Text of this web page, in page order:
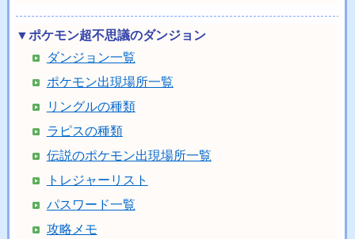
▼ポケモン超不思議のダンジョン
ダンジョン一覧
ポケモン出現場所一覧
リングルの種類
ラピスの種類
伝説のポケモン出現場所一覧
トレジャーリスト
パスワード一覧
攻略メモ